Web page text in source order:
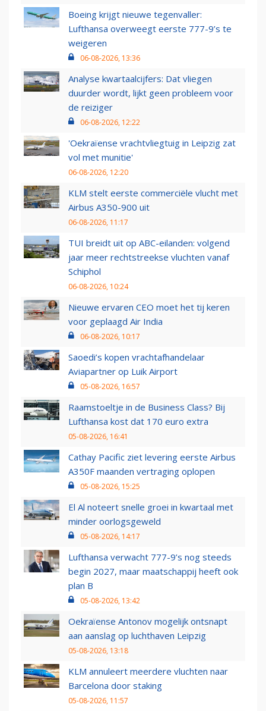
Boeing krijgt nieuwe tegenvaller:
Lufthansa overweegt eerste 777-9’s te
weigeren
06-08-2026, 13:36
Analyse kwartaalcijfers: Dat vliegen
duurder wordt, lijkt geen probleem voor
de reiziger
06-08-2026, 12:22
'Oekraïense vrachtvliegtuig in Leipzig zat
vol met munitie'
06-08-2026, 12:20
KLM stelt eerste commerciële vlucht met
Airbus A350-900 uit
06-08-2026, 11:17
TUI breidt uit op ABC-eilanden: volgend
jaar meer rechtstreekse vluchten vanaf
Schiphol
06-08-2026, 10:24
Nieuwe ervaren CEO moet het tij keren
voor geplaagd Air India
06-08-2026, 10:17
Saoedi’s kopen vrachtafhandelaar
Aviapartner op Luik Airport
05-08-2026, 16:57
Raamstoeltje in de Business Class? Bij
Lufthansa kost dat 170 euro extra
05-08-2026, 16:41
Cathay Pacific ziet levering eerste Airbus
A350F maanden vertraging oplopen
05-08-2026, 15:25
El Al noteert snelle groei in kwartaal met
minder oorlogsgeweld
05-08-2026, 14:17
Lufthansa verwacht 777-9’s nog steeds
begin 2027, maar maatschappij heeft ook
plan B
05-08-2026, 13:42
Oekraïense Antonov mogelijk ontsnapt
aan aanslag op luchthaven Leipzig
05-08-2026, 13:18
KLM annuleert meerdere vluchten naar
Barcelona door staking
05-08-2026, 11:57